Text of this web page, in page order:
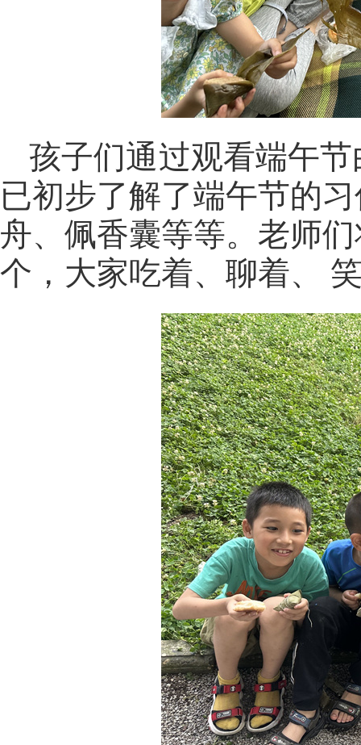
孩子们通过观看端午
已初步了解了端午节的
舟、佩香囊等等。老师
个，大家吃着、聊着、